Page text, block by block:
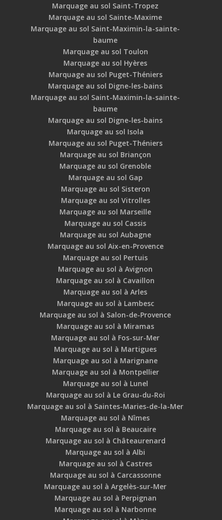
Marquage au sol Saint-Tropez
Marquage au sol Sainte-Maxime
Marquage au sol Saint-Maximin-la-sainte-
baume
Marquage au sol Toulon
Marquage au sol Hyères
Marquage au sol Puget-Théniers
Marquage au sol Digne-les-bains
Marquage au sol Saint-Maximin-la-sainte-
baume
Marquage au sol Digne-les-bains
Marquage au sol Isola
Marquage au sol Puget-Théniers
Marquage au sol Briançon
Marquage au sol Grenoble
Marquage au sol Gap
Marquage au sol Sisteron
Marquage au sol Vitrolles
Marquage au sol Marseille
Marquage au sol Cassis
Marquage au sol Aubagne
Marquage au sol Aix-en-Provence
Marquage au sol Pertuis
Marquage au sol à Avignon
Marquage au sol à Cavaillon
Marquage au sol à Arles
Marquage au sol à Lambesc
Marquage au sol à Salon-de-Provence
Marquage au sol à Miramas
Marquage au sol à Fos-sur-Mer
Marquage au sol à Martigues
Marquage au sol à Marignane
Marquage au sol à Montpellier
Marquage au sol à Lunel
Marquage au sol à Le Grau-du-Roi
Marquage au sol à Saintes-Maries-de-la-Mer
Marquage au sol à Nîmes
Marquage au sol à Beaucaire
Marquage au sol à Châteaurenard
Marquage au sol à Albi
Marquage au sol à Castres
Marquage au sol à Carcassonne
Marquage au sol à Argelès-sur-Mer
Marquage au sol à Perpignan
Marquage au sol à Narbonne